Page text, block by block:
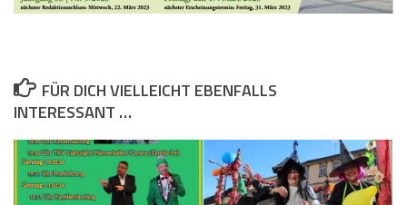
FÜR DICH VIELLEICHT EBENFALLS
INTERESSANT …